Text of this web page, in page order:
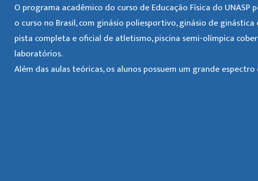
O programa acadêmico do curso de Educação Física do
o curso no Brasil, com ginásio poliesportivo, ginásio de
pista completa e oficial de atletismo, piscina semi-olímpica
laboratórios.
Além das aulas teóricas, os alunos possuem um grande